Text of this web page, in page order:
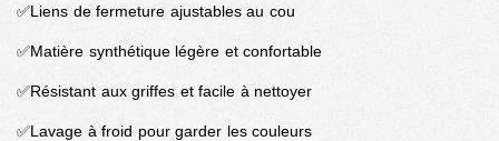
✅Liens de fermeture ajustables au cou
✅Matière synthétique légère et confortable
✅Résistant aux griffes et facile à nettoyer
✅Lavage à froid pour garder les couleurs